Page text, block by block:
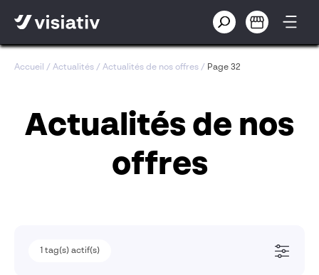
Accueil / Actualités / Actualités de nos offres / Page 32
Actualités de nos
offres
1 tag(s) actif(s)
1 tag(s) actif(s)